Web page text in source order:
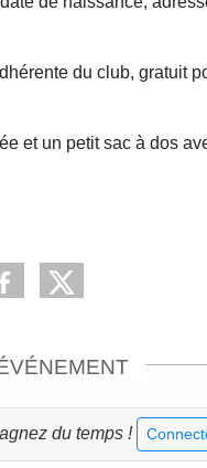
du club, gratuit
et un petit sac à dos
du temps !